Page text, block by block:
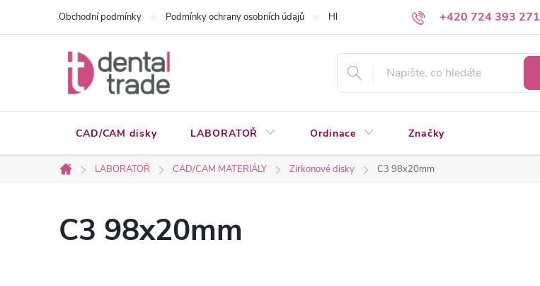
+420 724 393 271
Obchodní podmínky Podmínky ochrany osobních údajů Hledáte a nenacházíte? Napište nám
CAD/CAM disky LABORATOŘ Ordinace Značky
Domů
LABORATOŘ CAD/CAM MATERIÁLY Zirkonové disky C3 98x20mm
C3 98x20mm